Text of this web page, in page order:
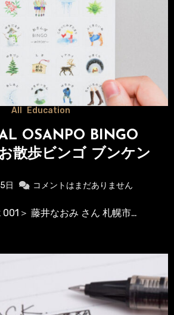
All Education
OSANPO BINGO
散歩ビンゴ ブンケン
日 コメントはまだありません
001＞ 藤井なおみ さん 札幌市…